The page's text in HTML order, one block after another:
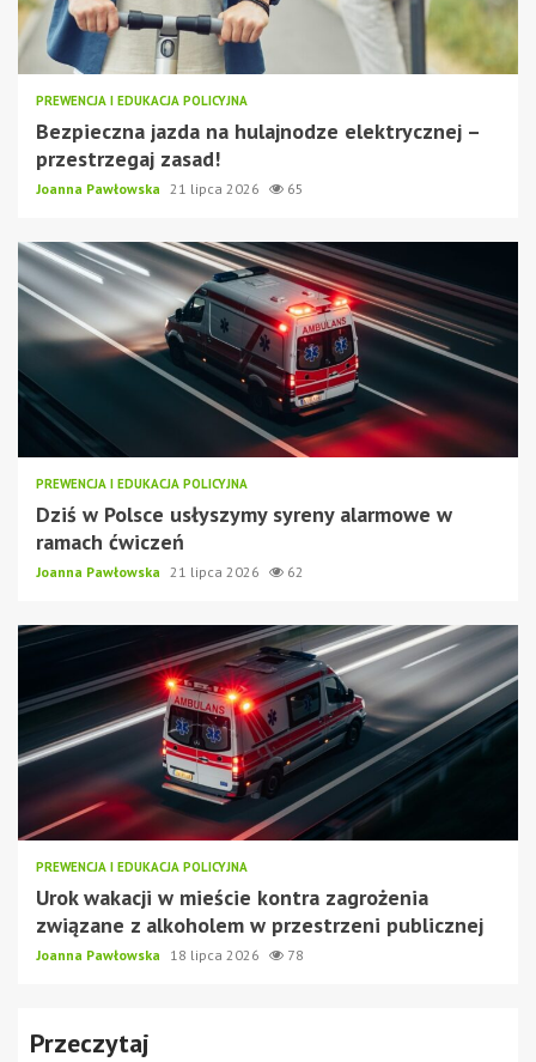
PREWENCJA I EDUKACJA POLICYJNA
Bezpieczna jazda na hulajnodze elektrycznej –
przestrzegaj zasad!
Joanna Pawłowska 21 lipca 2026 65
PREWENCJA I EDUKACJA POLICYJNA
Dziś w Polsce usłyszymy syreny alarmowe w
ramach ćwiczeń
Joanna Pawłowska 21 lipca 2026 62
PREWENCJA I EDUKACJA POLICYJNA
Urok wakacji w mieście kontra zagrożenia
związane z alkoholem w przestrzeni publicznej
Joanna Pawłowska 18 lipca 2026 78
Przeczytaj